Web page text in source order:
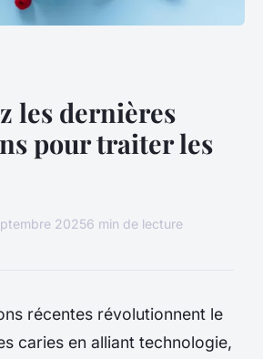
les dernières
pour traiter les
20256 min de lecture
récentes révolutionnent le
caries en alliant technologie,